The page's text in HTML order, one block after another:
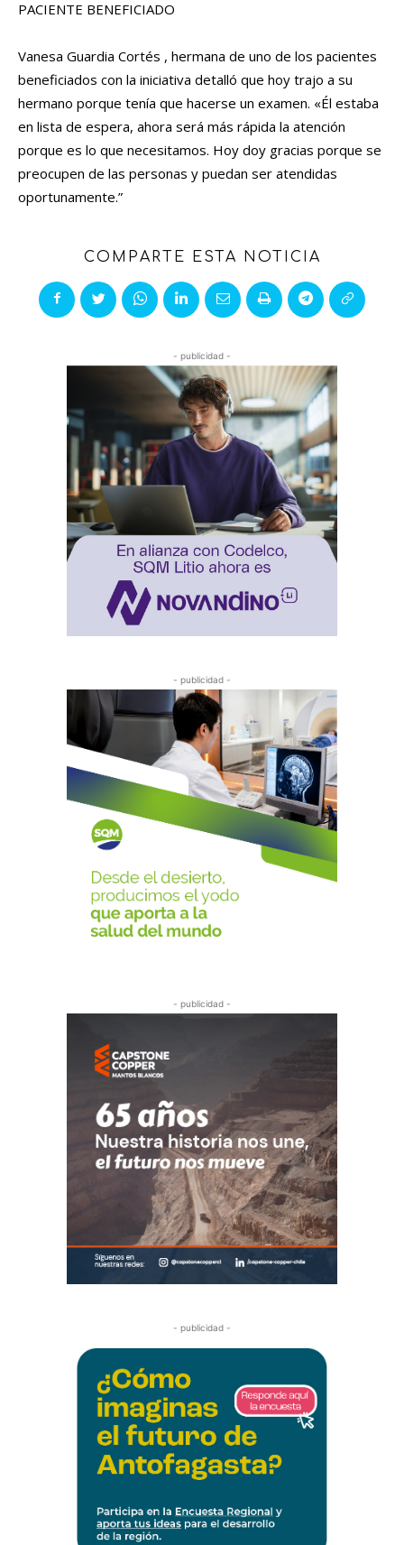
PACIENTE BENEFICIADO
Vanesa Guardia Cortés , hermana de uno de los pacientes
beneficiados con la iniciativa detalló que hoy trajo a su
hermano porque tenía que hacerse un examen. «Él estaba
en lista de espera, ahora será más rápida la atención
porque es lo que necesitamos. Hoy doy gracias porque se
preocupen de las personas y puedan ser atendidas
oportunamente.”
COMPARTE ESTA NOTICIA
- publicidad -
- publicidad -
- publicidad -
- publicidad -